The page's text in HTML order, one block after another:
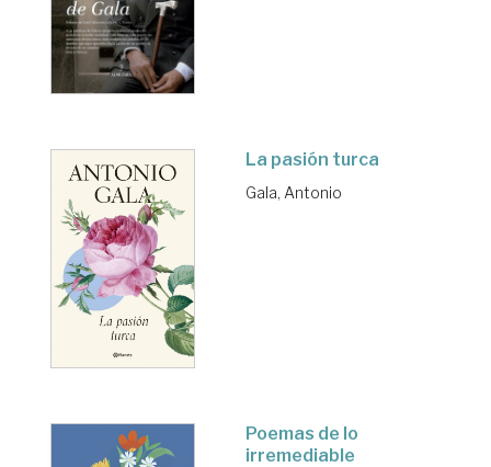
La pasión turca
Gala, Antonio
Poemas de lo
irremediable